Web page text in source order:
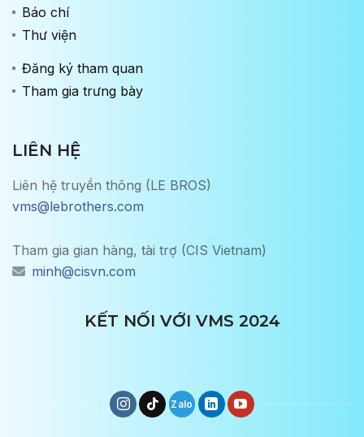
Báo chí
Thư viện
Đăng ký tham quan
Tham gia trưng bày
LIÊN HỆ
Liên hệ truyền thông (LE BROS)
vms@lebrothers.com
Tham gia gian hàng, tài trợ (CIS Vietnam)
minh@cisvn.com
KẾT NỐI VỚI VMS 2024